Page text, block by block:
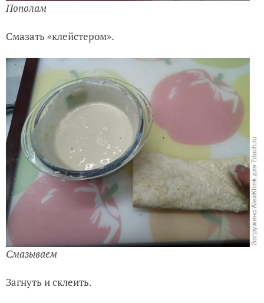
Пополам
Смазать «клейстером».
Смазываем
Загнуть и склеить.